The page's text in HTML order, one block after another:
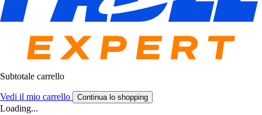
Subtotale carrello
Vedi il mio carrello Continua lo shopping
Loading...